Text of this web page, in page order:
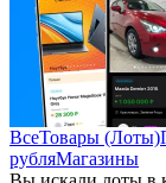
ВсеТовары (Лоты)
рубляМагазины